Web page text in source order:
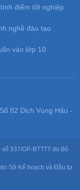
điểm tốt nghiệp
nghề đào tạo
vào lớp 10
82 Dịch Vọng Hậu -
337/GP-BTTTT do Bộ
Sở Kế hoạch và Đầu tư